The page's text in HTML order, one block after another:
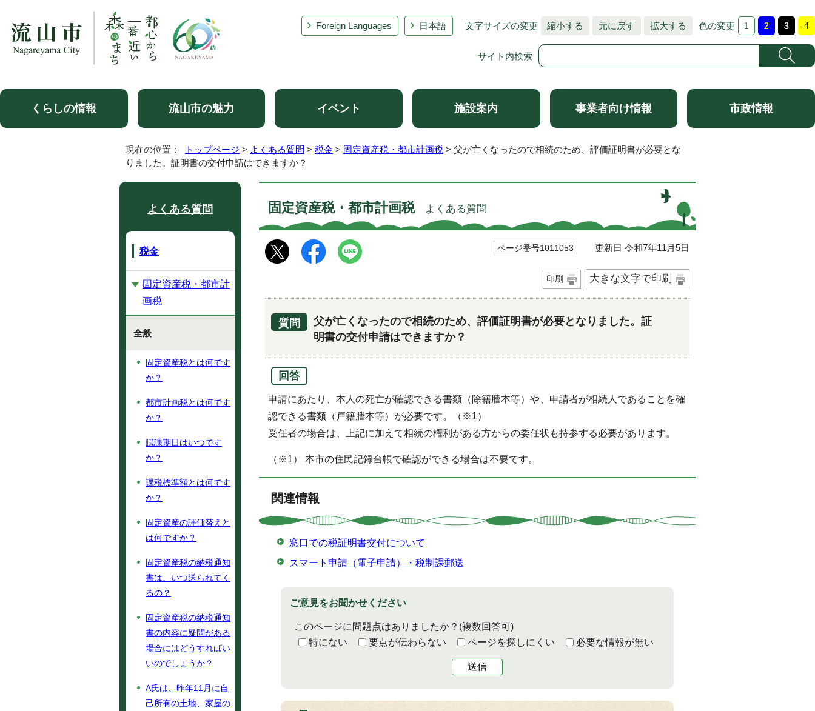
Foreign Languages 日本語 文字サイズの変更 縮小する 元に戻す 拡大する 色の変更
サイト内検索
くらしの情報 流山市の魅力 イベント 施設案内 事業者向け情報 市政情報
現在の位置： トップページ > よくある質問 > 税金 > 固定資産税・都市計画税 > 父が亡くなったので相続のため、評価証明書が必要とな
りました。証明書の交付申請はできますか？
固定資産税・都市計画税よくある質問
ページ番号1011053 更新日 令和7年11月5日
印刷 大きな文字で印刷
質問
父が亡くなったので相続のため、評価証明書が必要となりました。証
明書の交付申請はできますか？
回答
申請にあたり、本人の死亡が確認できる書類（除籍謄本等）や、申請者が相続人であることを確
認できる書類（戸籍謄本等）が必要です。（※1）
受任者の場合は、上記に加えて相続の権利がある方からの委任状も持参する必要があります。
（※1） 本市の住民記録台帳で確認ができる場合は不要です。
関連情報
窓口での税証明書交付について
スマート申請（電子申請）・税制課郵送
ご意見をお聞かせください
このページに問題点はありましたか？ (複数回答可)
特にない
要点が伝わらない ページを探しにくい 必要な情報が無い
送信
よくある質問
税金
固定資産税・都市計
画税
全般
固定資産税とは何です
か？
都市計画税とは何です
か？
賦課期日はいつです
か？
課税標準額とは何です
か？
固定資産の評価替えと
は何ですか？
固定資産税の納税通知
書は、いつ送られてく
るの？
固定資産税の納税通知
書の内容に疑問がある
場合にはどうすればい
いのでしょうか？
A氏は、昨年11月に自
己所有の土地、家屋の